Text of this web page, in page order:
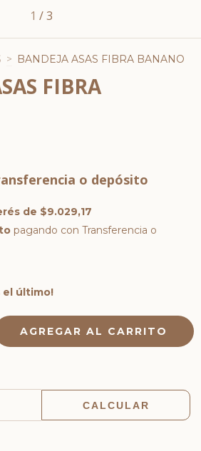
1 /3
> BANDEJA ASAS FIBRA BANANO
FIBRA
o depósito
de $9.029,17
pagando con Transferencia o
el último!
CALCULAR